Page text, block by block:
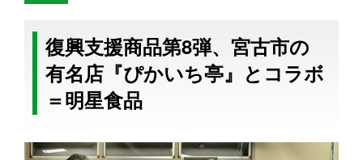
復興支援商品第8弾、宮古市の
有名店『ぴかいち亭』とコラボ
＝明星食品